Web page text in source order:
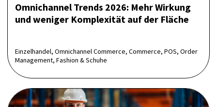
Omnichannel Trends 2026: Mehr Wirkung
und weniger Komplexität auf der Fläche
Einzelhandel, Omnichannel Commerce, Commerce, POS, Order
Management, Fashion & Schuhe